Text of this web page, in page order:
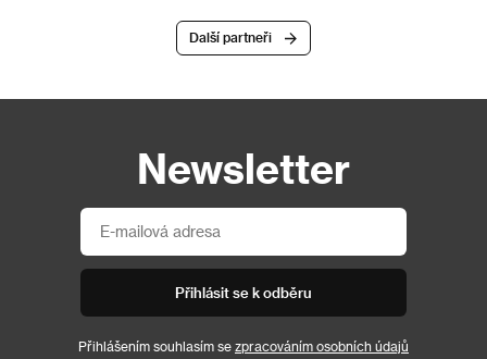
Další partneři
Newsletter
Přihlásit se k odběru
Přihlášením souhlasím se zpracováním osobních údajů